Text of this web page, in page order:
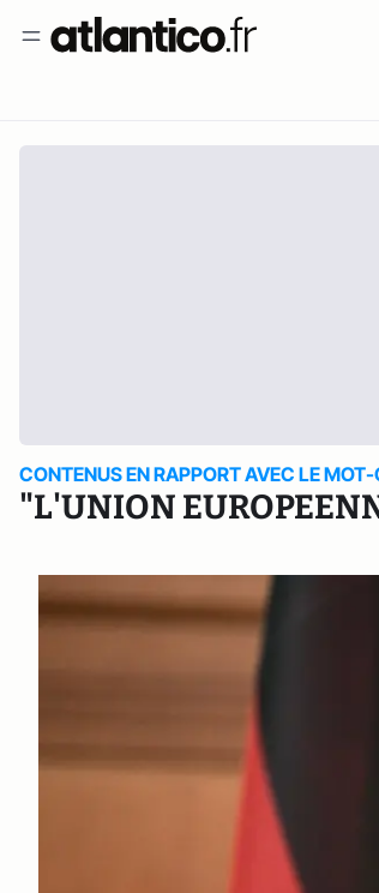
CONTENUS EN RAPPORT AVEC LE
"L'UNION